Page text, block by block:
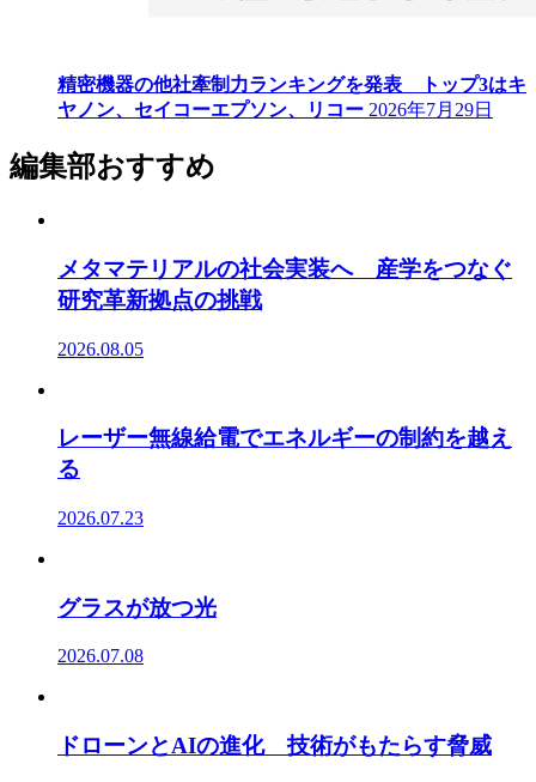
精密機器の他社牽制力ランキングを発表 トップ3はキ
ヤノン、セイコーエプソン、リコー 2026年7月29日
編集部おすすめ
メタマテリアルの社会実装へ 産学をつなぐ
研究革新拠点の挑戦
2026.08.05
レーザー無線給電でエネルギーの制約を越え
る
2026.07.23
グラスが放つ光
2026.07.08
ドローンとAIの進化 技術がもたらす脅威